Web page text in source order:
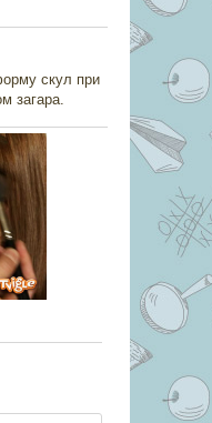
скул при
загара.